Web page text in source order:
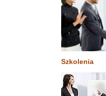
Szkolenia